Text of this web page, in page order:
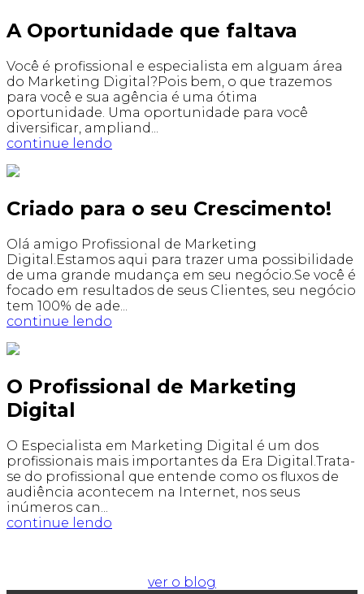
A Oportunidade que faltava
Você é profissional e especialista em alguam área
do Marketing Digital?Pois bem, o que trazemos
para você e sua agência é uma ótima
oportunidade. Uma oportunidade para você
diversificar, ampliand...
continue lendo
Criado para o seu Crescimento!
Olá amigo Profissional de Marketing
Digital.Estamos aqui para trazer uma possibilidade
de uma grande mudança em seu negócio.Se você é
focado em resultados de seus Clientes, seu negócio
tem 100% de ade...
continue lendo
O Profissional de Marketing
Digital
O Especialista em Marketing Digital é um dos
profissionais mais importantes da Era Digital.Trata-
se do profissional que entende como os fluxos de
audiência acontecem na Internet, nos seus
inúmeros can...
continue lendo
ver o blog